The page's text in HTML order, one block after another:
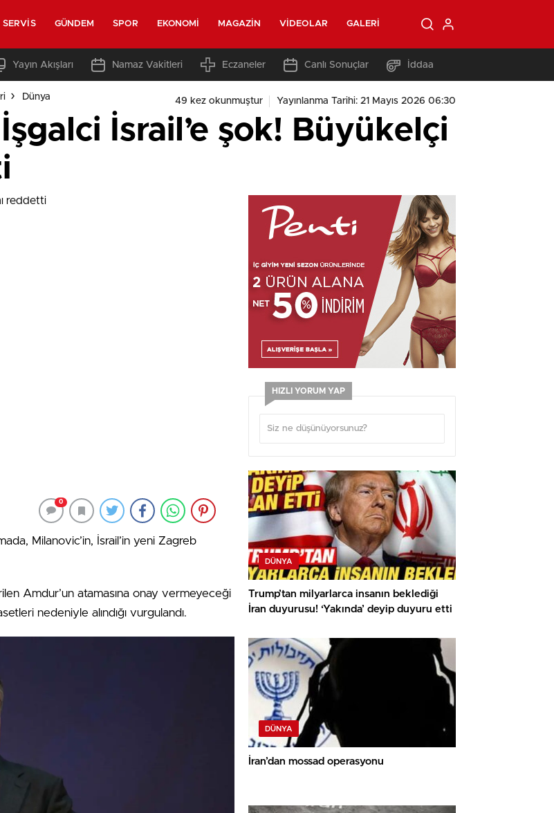
SERVIS GÜNDEM SPOR EKONOMI MAGAZIN VIDEOLAR GALERI
Yayın Akışları Namaz Vakitleri Eczaneler Canlı Sonuçlar İddaa
Dünya 49 kez okunmuştur Yayınlanma Tarihi: 21 Mayıs 2026 06:30
İsrail’e şok! Büyükelçi
0
Milanovic’in, İsrail’in yeni Zagreb
Amdur’un atamasına onay vermeyeceği
nedeniyle alındığı vurgulandı.
HIZLI YORUM YAP
DÜNYA
Trump’tan milyarlarca insanın beklediği
İran duyurusu! ‘Yakında’ deyip duyuru etti
DÜNYA
İran’dan mossad operasyonu